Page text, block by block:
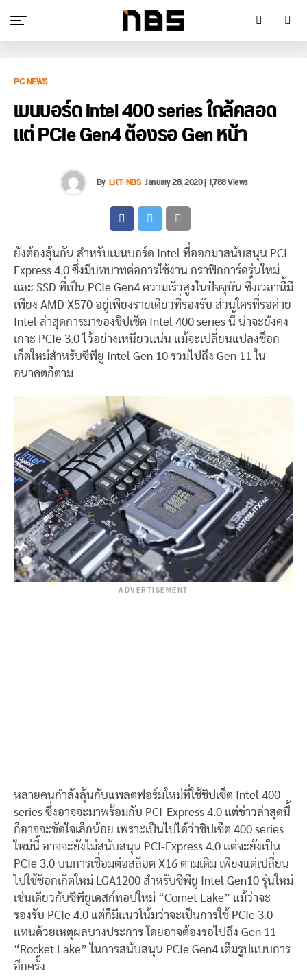
PC NEWS
เมนบอร์ด Intel 400 series ใกล้คลอด
แต่ PCIe Gen4 ต้องรอ Gen หน้า
By LKT-NBSJanuary 28, 2020|1,788 Views
ยังต้องลุ้นกัน สำหรับเมนบอร์ด Intel ที่ออกมาสนับสนุน PCI-
Express 4.0 ซึ่งมีบทบาทต่อการใช้งาน กราฟิกการ์ดรุ่นใหม่
และ SSD ที่เป็น PCIe Gen4 ความเร็วสูงในปัจจุบัน ซึ่งเวลานี้มี
เพียง AMD X570 อยู่เพียงรายเดียวที่รองรับ ส่วนใครที่รอค่าย
Intel ล่าสุดการมาของชิปเซ็ต Intel 400 series นี้ น่าจะยังคง
เกาะ PCIe 3.0 ไว้อย่างเหนียวแน่น แม้จะเปลี่ยนแปลงซ็อก
เก็ตใหม่สำหรับซีพียู Intel Gen 10 รวมไปถึง Gen 11 ใน
อนาคตก็ตาม
ADVERTISEMENT
หลายคนกำลังลุ้นกับแพลตฟอร์มใหม่ที่ใช้ชิปเซ็ต Intel 400
series ซึ่งอาจจะมาพร้อมกับ PCI-Express 4.0 แต่ข่าวล่าสุดนี้
ก็อาจจะขัดใจเล็กน้อย เพราะเป็นไปได้ว่าชิปเซ็ต 400 series
ใหม่นี้ อาจจะยังไม่สนับสนุน PCI-Express 4.0 แต่จะยังเป็น
PCIe 3.0 บนการเชื่อมต่อสล็อต X16 ตามเดิม เพียงแต่เปลี่ยน
ไปใช้ซ็อกเก็ตใหม่ LGA1200 สำหรับซีพียู Intel Gen10 รุ่นใหม่
เช่นเดียวกับซีพียูเดสก์ทอปใหม่ “Comet Lake” แม้ว่าจะ
รองรับ PCIe 4.0 แต่ก็มีแนวโน้มว่าจะเป็นการใช้ PCIe 3.0
แทนด้วยเหตุผลบางประการ โดยอาจต้องรอไปถึง Gen 11
“Rocket Lake” ในการสนับสนุน PCIe Gen4 เต็มรูปแบบการ
อีกครั้ง